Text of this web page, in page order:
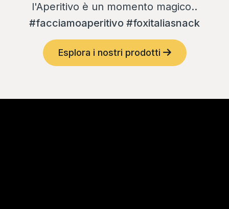
l'Aperitivo è un momento magico..
#facciamoaperitivo #foxitaliasnack
Esplora i nostri prodotti